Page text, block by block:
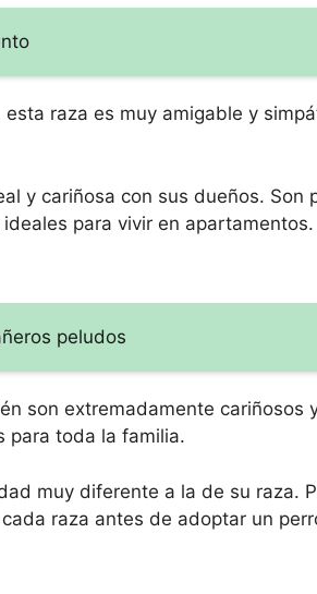
raza es muy amigable y
y cariñosa con sus dueños. Son
para vivir en apartamentos.
peludos
son extremadamente cariñosos
para toda la familia.
muy diferente a la de su raza.
raza antes de adoptar un